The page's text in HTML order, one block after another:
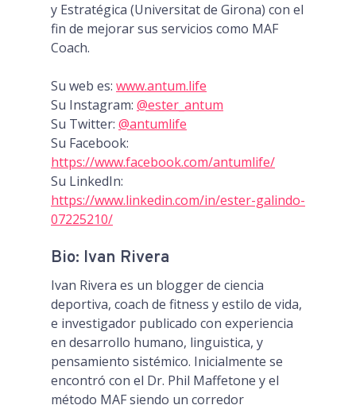
y Estratégica (Universitat de Girona) con el
fin de mejorar sus servicios como MAF
Coach.
Su web es: www.antum.life
Su Instagram: @ester_antum
Su Twitter: @antumlife
Su Facebook:
https://www.facebook.com/antumlife/
Su LinkedIn:
https://www.linkedin.com/in/ester-galindo-
07225210/
Bio: Ivan Rivera
Ivan Rivera es un blogger de ciencia
deportiva, coach de fitness y estilo de vida,
e investigador publicado con experiencia
en desarrollo humano, linguistica, y
pensamiento sistémico. Inicialmente se
encontró con el Dr. Phil Maffetone y el
método MAF siendo un corredor